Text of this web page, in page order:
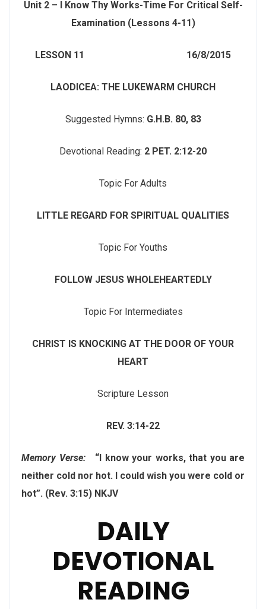
Unit 2 – I Know Thy Works-Time For Critical Self-
Examination (Lessons 4-11)
LESSON 11 16/8/2015
LAODICEA: THE LUKEWARM CHURCH
Suggested Hymns: G.H.B. 80, 83
Devotional Reading: 2 PET. 2:12-20
Topic For Adults
LITTLE REGARD FOR SPIRITUAL QUALITIES
Topic For Youths
FOLLOW JESUS WHOLEHEARTEDLY
Topic For Intermediates
CHRIST IS KNOCKING AT THE DOOR OF YOUR
HEART
Scripture Lesson
REV. 3:14-22
Memory Verse: “I know your works, that you are
neither cold nor hot. I could wish you were cold or
hot”. (Rev. 3:15) NKJV
DAILY
DEVOTIONAL
READING